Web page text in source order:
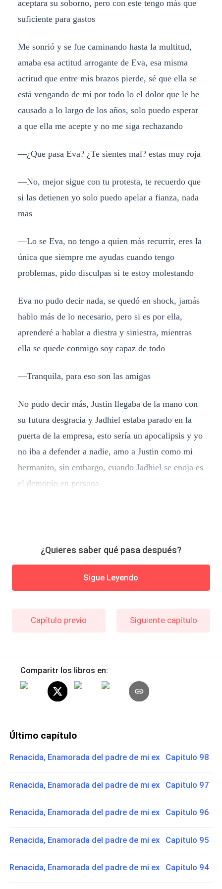
aceptara su soborno, pero con este tengo más que
suficiente para gastos
Me sonrió y se fue caminando hasta la multitud,
amaba esa actitud arrogante de Eva, esa misma
actitud que entre mis brazos pierde, sé que ella se
está vengando de mi por todo lo el dolor que le he
causado a lo largo de los años, solo puedo esperar
a que ella me acepte y no me siga rechazando
—¿Que pasa Eva? ¿Te sientes mal? estas muy roja
—No, mejor sigue con tu protesta, te recuerdo que
si las detienen yo solo puedo apelar a fianza, nada
mas
—Lo se Eva, no tengo a quien más recurrir, eres la
única que siempre me ayudas cuando tengo
problemas, pido disculpas si te estoy molestando
Eva no pudo decir nada, se quedó en shock, jamás
hablo más de lo necesario, pero si es por ella,
aprenderé a hablar a diestra y siniestra, mientras
ella se quede conmigo soy capaz de todo
—Tranquila, para eso son las amigas
No pudo decir más, Justin llegaba de la mano con
su futura desgracia y Jadhiel estaba parado en la
puerta de la empresa, esto sería un apocalipsis y yo
no iba a defender a nadie, amo a Justin como mi
hermanito, sin embargo, cuando Jadhiel se enoja es
el demonio en persona
¿Quieres saber qué pasa después?
Sigue Leyendo
Capítulo previo Siguiente capítulo
Comparitr los libros en:
Último capítulo
Renacida, Enamorada del padre de mi ex Capitulo 98
Renacida, Enamorada del padre de mi ex Capitulo 97
Renacida, Enamorada del padre de mi ex Capitulo 96
Renacida, Enamorada del padre de mi ex Capitulo 95
Renacida, Enamorada del padre de mi ex Capitulo 94